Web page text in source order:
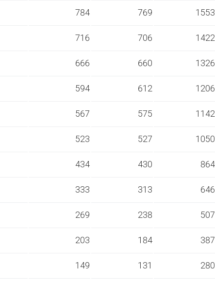
784 769 1553
716 706 1422
666 660 1326
594 612 1206
567 575 1142
523 527 1050
434 430 864
333 313 646
269 238 507
203 184 387
149 131 280